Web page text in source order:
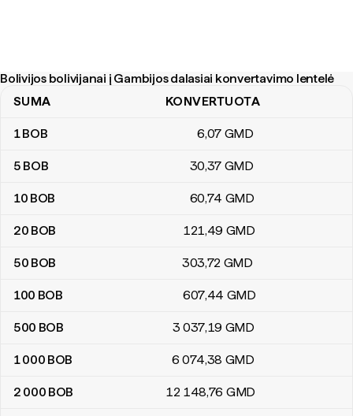
Bolivijos bolivijanai į Gambijos dalasiai konvertavimo lentelė
Bolivijos bolivijanai į Gambijos dalasiai konvertavimo lentelė
SUMA KONVERTUOTA
1BOB 6,07 GMD
5 BOB 30,37 GMD
10 BOB 60,74 GMD
20 BOB 121,49 GMD
50 BOB 303,72 GMD
100 BOB 607,44 GMD
500 BOB 3 037,19 GMD
1 000 BOB 6 074,38 GMD
2 000 BOB 12 148,76 GMD